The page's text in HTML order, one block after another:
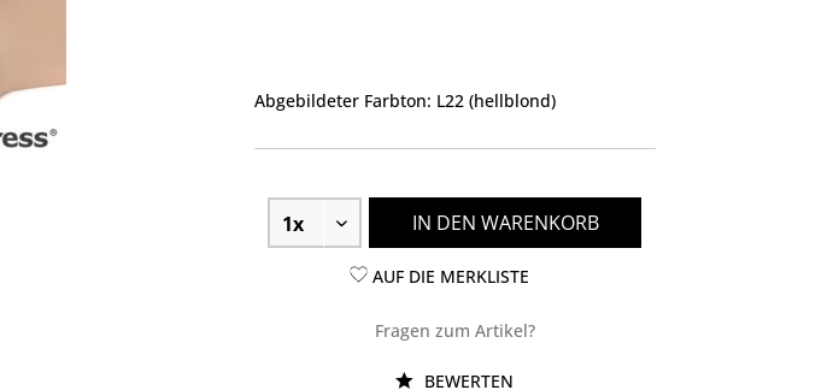
Abgebildeter Farbton: L22 (hellblond)
IN DEN WARENKORB
AUF DIE MERKLISTE
Fragen zum Artikel?
BEWERTEN